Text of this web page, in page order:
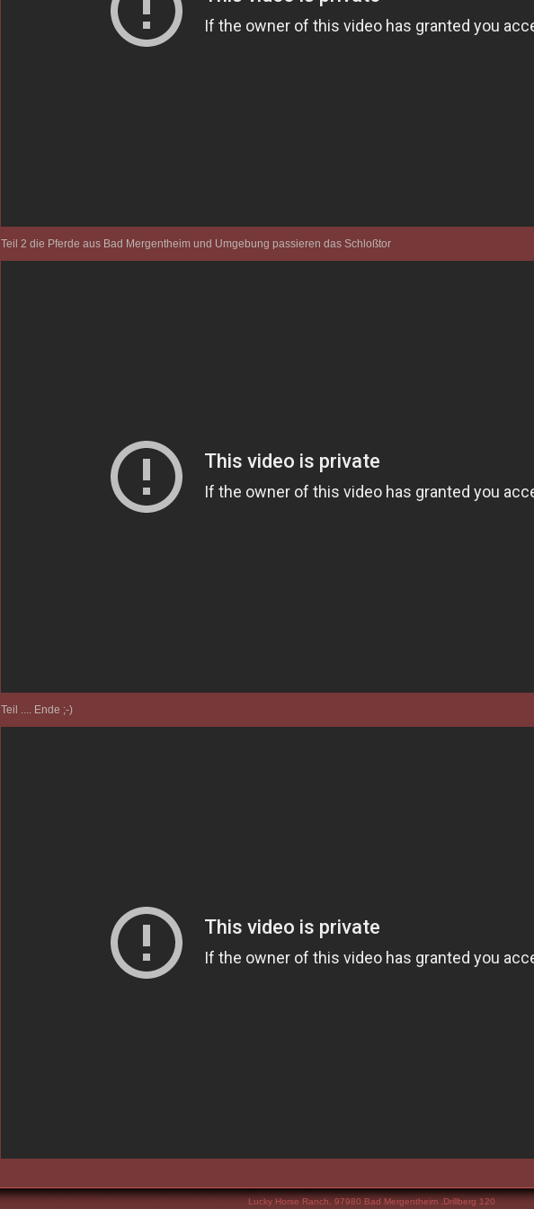
Teil 2 die Pferde aus Bad Mergentheim und Umgebung passieren das Schloßtor
Teil .... Ende ;-)
Lucky Horse Ranch, 97980 Bad Mergentheim ,Drillberg 120